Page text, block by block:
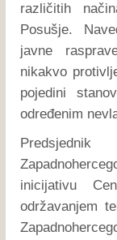
različitih
Posušje.
javne
nikakvo
pojedini
određenim
inicijativu
održavanjem